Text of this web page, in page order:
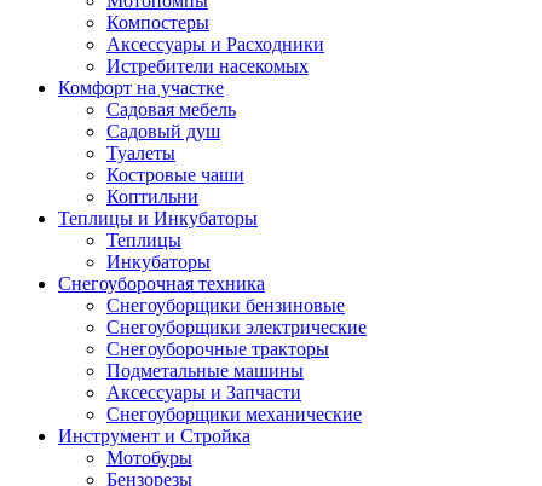
Компостеры
Аксессуары и Расходники
Истребители насекомых
Комфорт на участке
Садовая мебель
Садовый душ
Туалеты
Костровые чаши
Коптильни
Теплицы и Инкубаторы
Теплицы
Инкубаторы
Снегоуборочная техника
Снегоуборщики бензиновые
Снегоуборщики электрические
Снегоуборочные тракторы
Подметальные машины
Аксессуары и Запчасти
Снегоуборщики механические
Инструмент и Стройка
Мотобуры
Бензорезы